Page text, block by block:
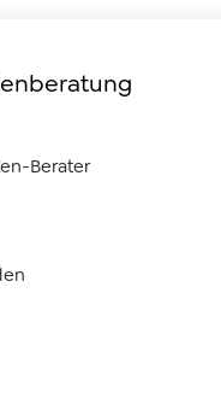
Berater